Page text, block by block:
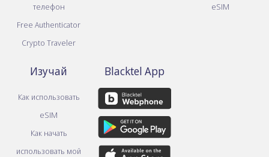
телефон
Free Authenticator
Crypto Traveler
eSIM
Изучай
Как использовать
eSIM
Как начать
использовать мой
Blacktel App